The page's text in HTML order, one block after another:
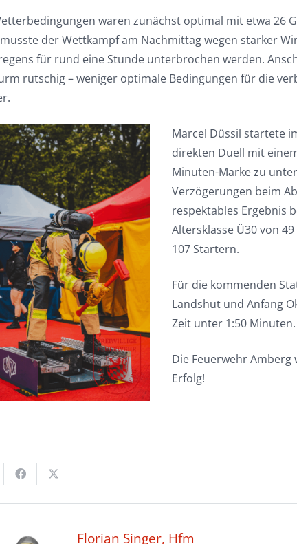
waren zunächst optimal mit etwa 26
der Wettkampf am Nachmittag wegen starker
für rund eine Stunde unterbrochen werden.
rutschig – weniger optimale Bedingungen für die
Marcel Düssil startete
direkten Duell mit
Minuten-Marke zu
Verzögerungen beim
respektables Ergebnis
Altersklasse Ü30 von
107 Startern.
Für die kommenden
Landshut und Anfang
Zeit unter 1:50 Minuten.
Die Feuerwehr
Erfolg!
Florian Singer, Hfm